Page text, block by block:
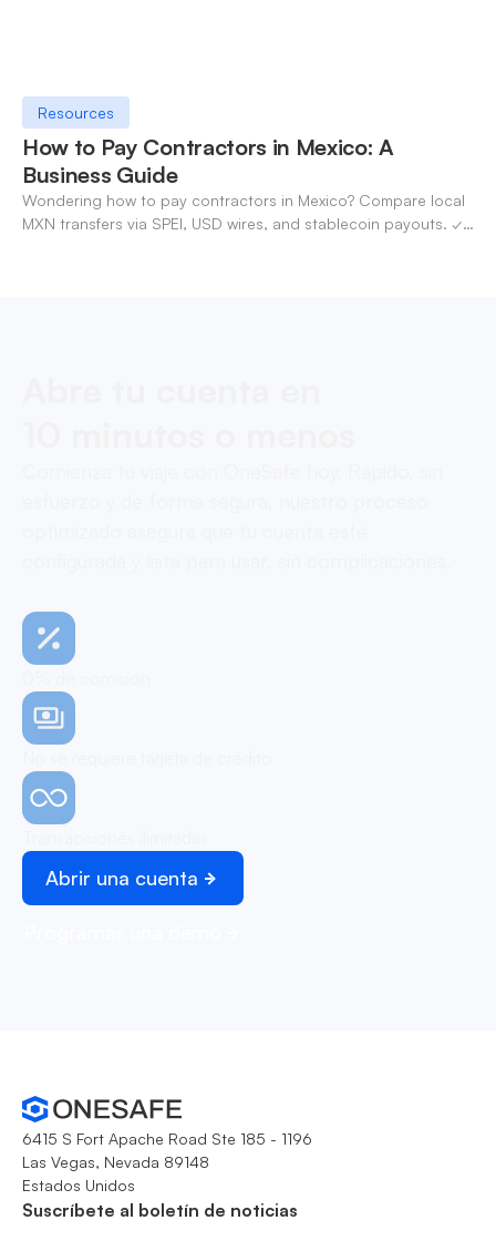
Resources
How to Pay Contractors in Mexico: A
Business Guide
Wondering how to pay contractors in Mexico? Compare local
MXN transfers via SPEI, USD wires, and stablecoin payouts. ✓
Abrir una cuenta
6415 S Fort Apache Road Ste 185 - 1196
Las Vegas, Nevada 89148
Estados Unidos
Suscríbete al boletín de noticias